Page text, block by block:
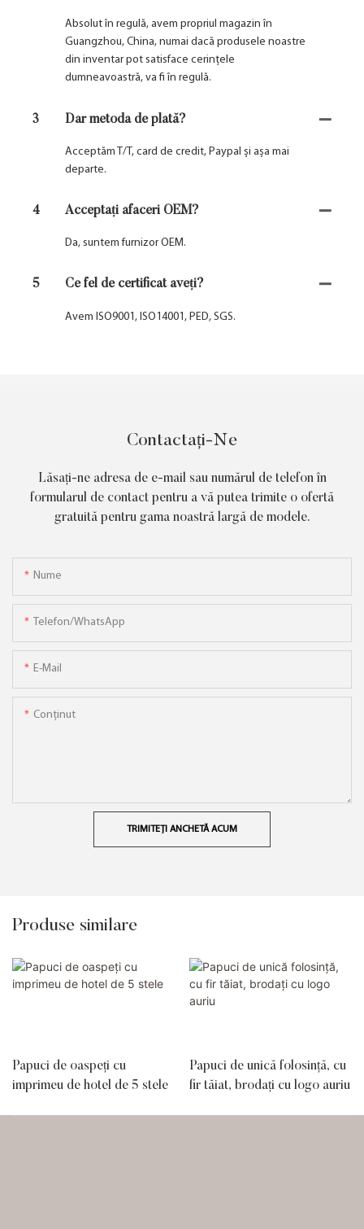
Absolut în regulă, avem propriul magazin în
Guangzhou, China, numai dacă produsele noastre
din inventar pot satisface cerințele
dumneavoastră, va fi în regulă.
3 Dar metoda de plată?
Acceptăm T/T, card de credit, Paypal și așa mai
departe.
4 Acceptați afaceri OEM?
Da, suntem furnizor OEM.
5 Ce fel de certificat aveți?
Avem ISO9001, ISO14001, PED, SGS.
Contactați-Ne
Lăsați-ne adresa de e-mail sau numărul de telefon în
formularul de contact pentru a vă putea trimite o ofertă
gratuită pentru gama noastră largă de modele.
Nume
Telefon/WhatsApp
E-Mail
Conţinut
TRIMITEȚI ANCHETĂ ACUM
Produse similare
Papuci de oaspeți cu
imprimeu de hotel de 5 stele
Papuci de unică folosință, cu
fir tăiat, brodați cu logo auriu